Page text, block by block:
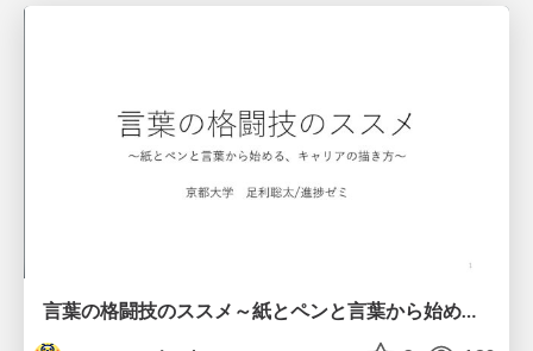
言葉の格闘技のススメ～紙とペンと言葉から始める、キャリアの描き方～